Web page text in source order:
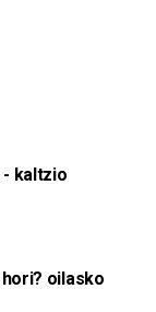
- kaltzio
oilasko